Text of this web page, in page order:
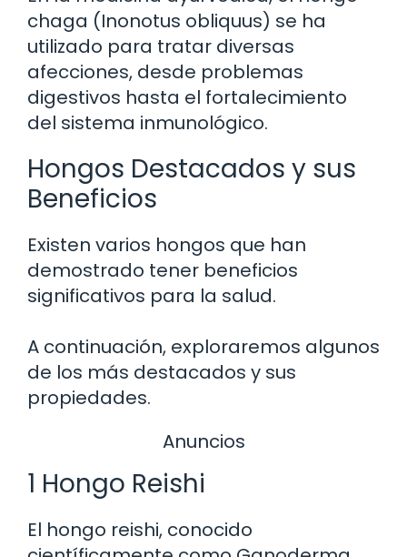
chaga (Inonotus obliquus) se ha
utilizado para tratar diversas
afecciones, desde problemas
digestivos hasta el fortalecimiento
del sistema inmunológico.
Hongos Destacados y sus
Beneficios
Existen varios hongos que han
demostrado tener beneficios
significativos para la salud.
A continuación, exploraremos algunos
de los más destacados y sus
propiedades.
Anuncios
1 Hongo Reishi
El hongo reishi, conocido